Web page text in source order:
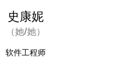
史康妮
（她/她）
软件工程师